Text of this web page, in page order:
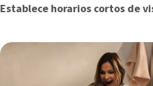
Establece horarios cortos de